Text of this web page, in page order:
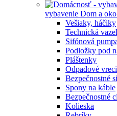
vybavenie Dom a
Vešiaky, háčiky
Technická
Sifónová
Podložky pod
Pláštenky
Odpadové
Bezpečnostné
Spony na káble
Bezpečnostné
Kolieska